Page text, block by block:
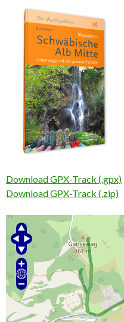
Download GPX-Track (.gpx)
Download GPX-Track (.zip)